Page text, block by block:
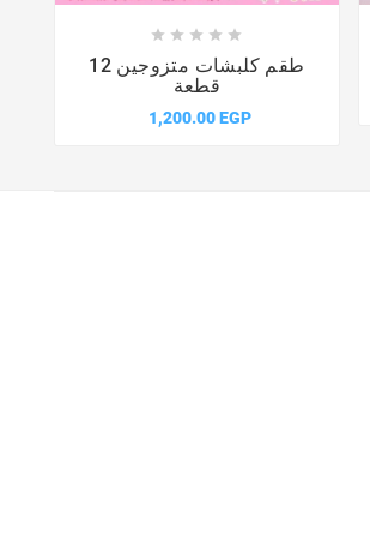

    
طقم كلبشات متزوجين 12
قطعة
1,200.00 EGP